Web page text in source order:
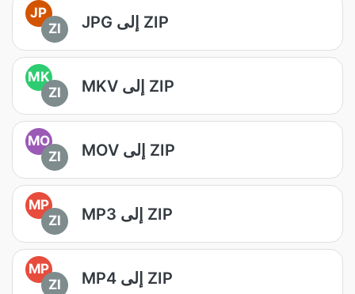
JP
ZI
JPG إلى ZIP
MK
ZI
MKV إلى ZIP
MO
ZI
MOV إلى ZIP
MP
ZI
MP3 إلى ZIP
MP
ZI
MP4 إلى ZIP